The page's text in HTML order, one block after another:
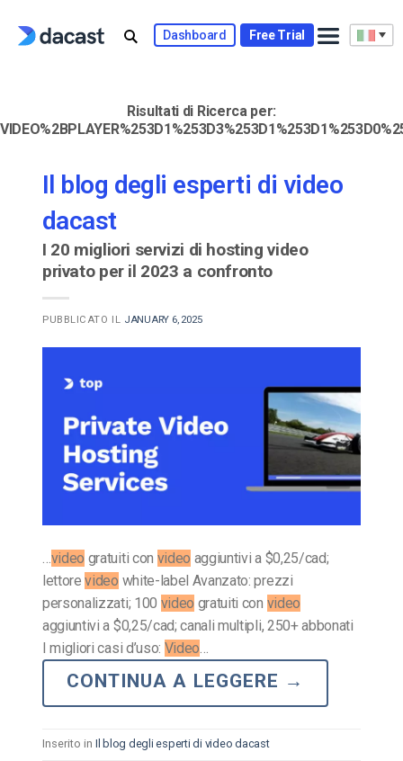
Dashboard Free Trial
Risultati di Ricerca per:
Il blog degli esperti di video
dacast
I 20 migliori servizi di hosting video
privato per il 2023 a confronto
PUBBLICATO IL JANUARY 6, 2025
…video gratuiti con video aggiuntivi a $0,25/cad;
lettorevideo white-label Avanzato: prezzi
personalizzati; 100 video gratuiti con video
aggiuntivi a $0,25/cad; canali multipli, 250+ abbonati
I migliori casi d’uso: Video…
CONTINUA A LEGGERE →
Inserito in Il blog degli esperti di video dacast